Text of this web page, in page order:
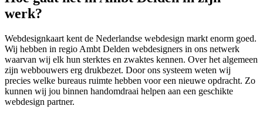
werk?
Webdesignkaart kent de Nederlandse webdesign markt enorm goed.
Wij hebben in regio Ambt Delden webdesigners in ons netwerk
waarvan wij elk hun sterktes en zwaktes kennen. Over het algemeen
zijn webbouwers erg drukbezet. Door ons systeem weten wij
precies welke bureaus ruimte hebben voor een nieuwe opdracht. Zo
kunnen wij jou binnen handomdraai helpen aan een geschikte
webdesign partner.